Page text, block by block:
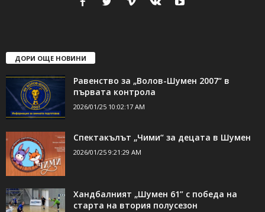
ДОРИ ОЩЕ НОВИНИ
Равенство за „Волов-Шумен 2007“ в
първата контрола
2026/01/25 10:02:17 AM
Спектакълът „Чими“ за децата в Шумен
2026/01/25 9:21:29 AM
Хандбалният „Шумен 61” с победа на
старта на втория полусезон